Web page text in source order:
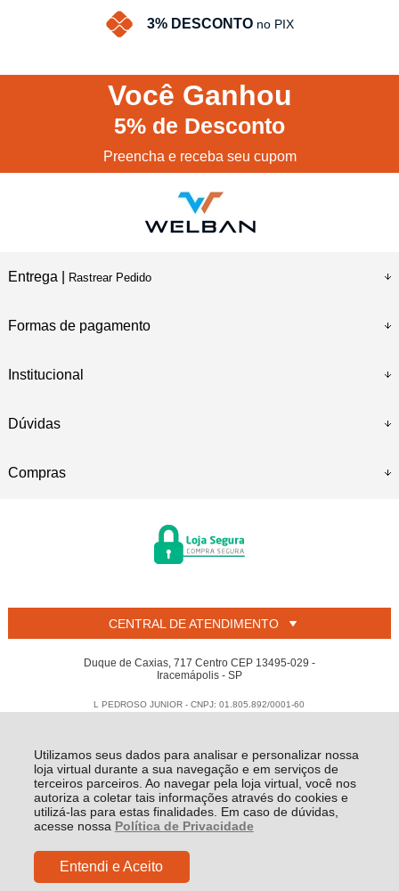
Utilizamos seus dados para analisar e personalizar nossa
loja virtual durante a sua navegação e em serviços de
terceiros parceiros. Ao navegar pela loja virtual, você nos
autoriza a coletar tais informações através do cookies e
utilizá-las para estas finalidades. Em caso de dúvidas,
acesse nossa Política de Privacidade
Entendi e Aceito
3% DESCONTO no PIX
Você Ganhou
5% de Desconto
Preencha e receba seu cupom
Entrega | Rastrear Pedido
Formas de pagamento
Institucional
Dúvidas
Compras
CENTRAL DE ATENDIMENTO
Duque de Caxias, 717 Centro CEP 13495-029 -
Iracemápolis - SP
L PEDROSO JUNIOR - CNPJ: 01.805.892/0001-60